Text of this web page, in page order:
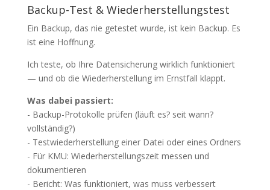
Backup-Test & Wiederherstellungstest
Ein Backup, das nie getestet wurde, ist kein Backup. Es
ist eine Hoffnung.
Ich teste, ob Ihre Datensicherung wirklich funktioniert
— und ob die Wiederherstellung im Ernstfall klappt.
Was dabei passiert:
- Backup-Protokolle prüfen (läuft es? seit wann?
vollständig?)
- Testwiederherstellung einer Datei oder eines Ordners
- Für KMU: Wiederherstellungszeit messen und
dokumentieren
- Bericht: Was funktioniert, was muss verbessert